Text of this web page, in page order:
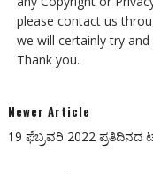
please contact us
we will certainly try
Thank you.
Newer Article
19 ಫೆಬ್ರವರಿ 2022 ಪ್ರತಿದಿನದ